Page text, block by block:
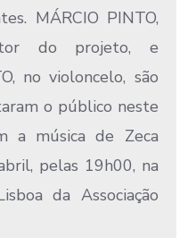
MÁRCIO PINTO,
do projeto, e
no violoncelo, são
o público neste
a música de Zeca
pelas 19h00, na
da Associação